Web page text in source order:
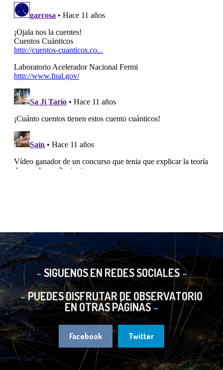
SIGUENOS EN REDES SOCIALES
PUEDES DISFRUTAR DE OBSERVATORIO
EN OTRAS PÁGINAS
Facebook Twitter